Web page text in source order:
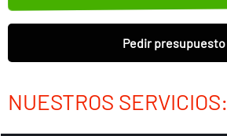
Pedir presupuesto
NUESTROS SERVICIOS: